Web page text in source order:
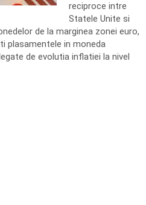
reciproce intre
Statele Unite si
de la marginea zonei euro,
plasamentele in moneda
de evolutia inflatiei la nivel